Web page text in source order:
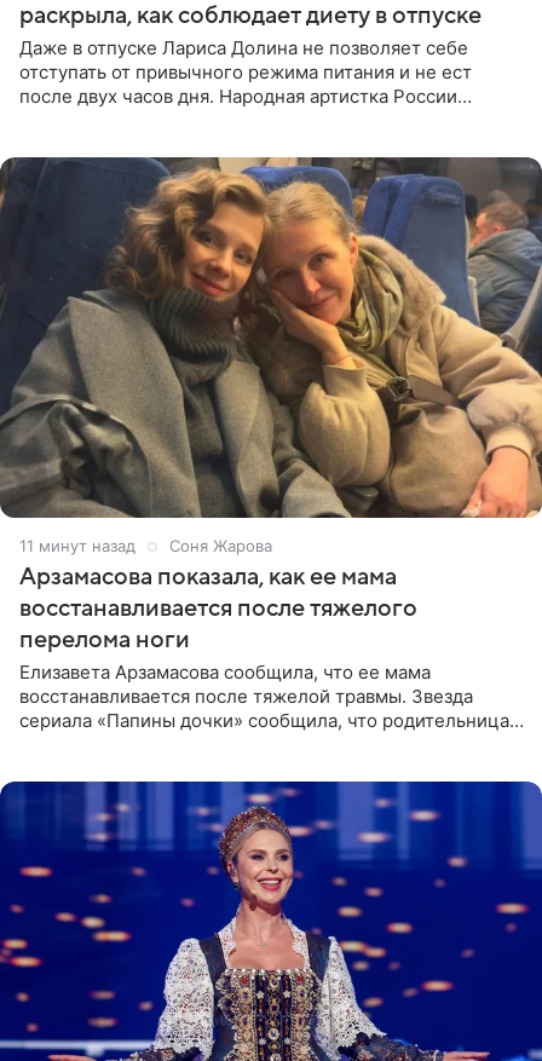
раскрыла, как соблюдает диету в отпуске
Даже в отпуске Лариса Долина не позволяет себе
отступать от привычного режима питания и не ест
после двух часов дня. Народная артистка России
11 минут назад Соня Жарова
Арзамасова показала, как ее мама
восстанавливается после тяжелого
перелома ноги
Елизавета Арзамасова сообщила, что ее мама
восстанавливается после тяжелой травмы. Звезда
сериала «Папины дочки» сообщила, что родительница